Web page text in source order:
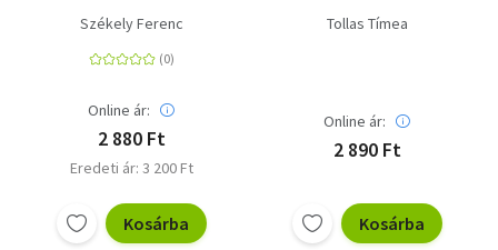
Székely Ferenc
Online ár:
2 880 Ft
Eredeti ár: 3 200 Ft
Kosárba
Tollas Tímea
Online ár:
2 890 Ft
Kosárba